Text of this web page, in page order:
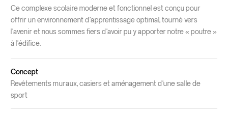
Ce complexe scolaire moderne et fonctionnel est conçu pour
offrir un environnement d’apprentissage optimal, tourné vers
l’avenir et nous sommes fiers d’avoir pu y apporter notre « poutre »
à l’édifice.
Concept
Revêtements muraux, casiers et aménagement d’une salle de
sport